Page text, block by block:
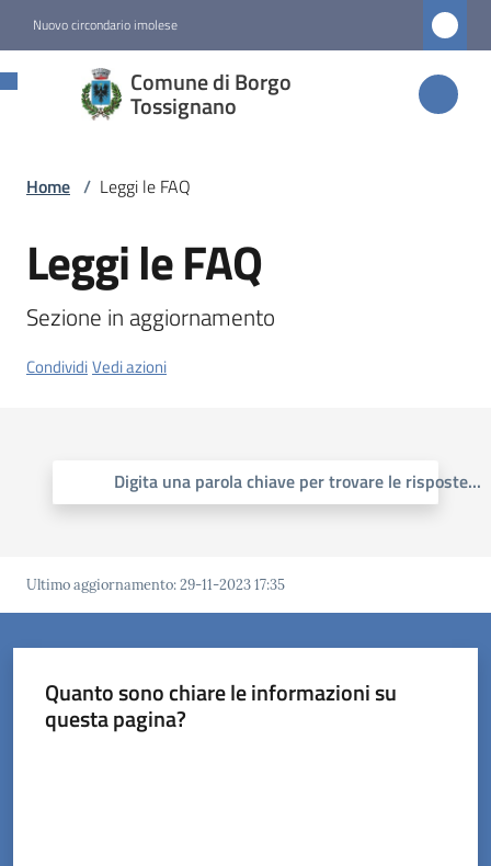
Nuovo circondario imolese
Comune di Borgo
Tossignano
Comune di
Borgo
Novità
Servizi
Servizi
Prenotazioni
Home / Leggi le FAQ
Leggi le FAQ
Sezione in aggiornamento
CondividiVedi azioni
Digita una parola chiave per trovare le risposte...
Ultimo aggiornamento:29-11-2023 17:35
Quanto sono chiare le informazioni su
questa pagina?